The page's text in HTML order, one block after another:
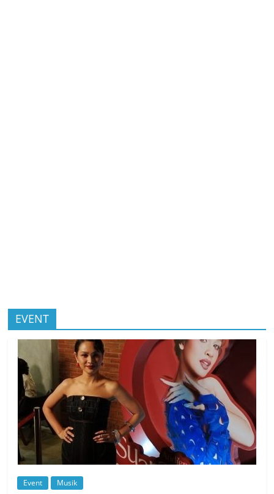
EVENT
Event Musik